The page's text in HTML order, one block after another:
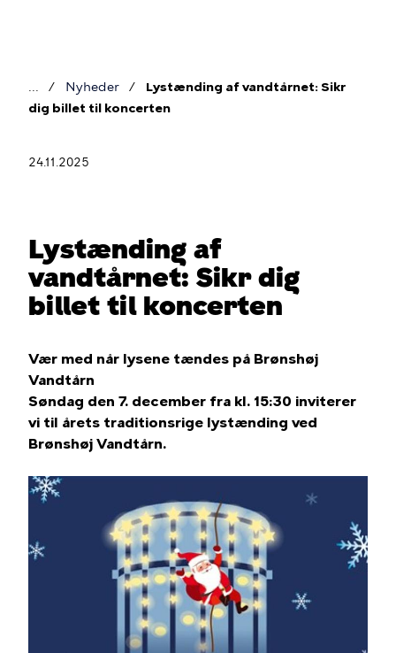
Brødkrumme
Nyheder
Lystænding af vandtårnet: Sikr
dig billet til koncerten
24.11.2025
Lystænding af
vandtårnet: Sikr dig
billet til koncerten
Vær med når lysene tændes på Brønshøj
Vandtårn
Søndag den 7. december fra kl. 15:30 inviterer
vi til årets traditionsrige lystænding ved
Brønshøj Vandtårn.